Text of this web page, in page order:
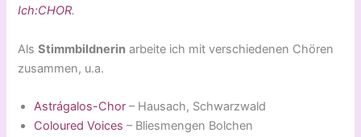
Ich:CHOR.
AlsStimmbildnerin arbeite ich mit verschiedenen Chören
zusammen, u.a.
Astrágalos-Chor – Hausach, Schwarzwald
Coloured Voices – Bliesmengen Bolchen